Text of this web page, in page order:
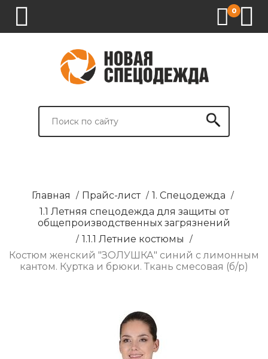
0
СПЕЦОДЕЖДА
СПЕЦОБУВЬ
СРЕДСТВА
ВСПОМОГАТЕЛЬНЫЕ
БРЕНДИРОВАНИЕ
Главная / Прайс-лист / 1. Спецодежда /
1.1 Летняя спецодежда для защиты от
общепроизводственных загрязнений
/ 1.1.1 Летние костюмы /
Костюм женский "ЗОЛУШКА" синий с лимонным
кантом. Куртка и брюки. Ткань смесовая (б/р)